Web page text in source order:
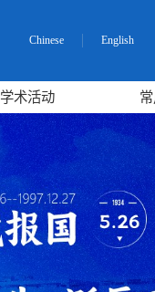
Chinese English
学术活动